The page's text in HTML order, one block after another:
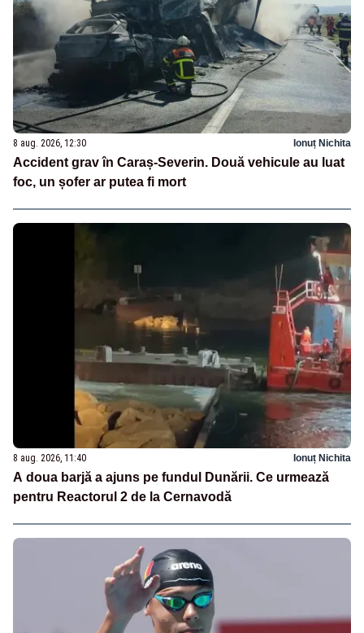
8 aug. 2026, 12:30 Ionuț Nichita
Accident grav în Caraș-Severin. Două vehicule au luat
foc, un șofer ar putea fi mort
8 aug. 2026, 11:40 Ionuț Nichita
A doua barjă a ajuns pe fundul Dunării. Ce urmează
pentru Reactorul 2 de la Cernavodă